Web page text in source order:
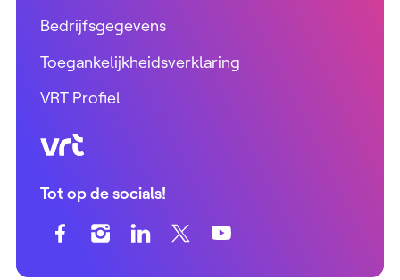
Bedrijfsgegevens
Toegankelijkheidsverklaring
VRT Profiel
VRT (home)
Tot op de socials!